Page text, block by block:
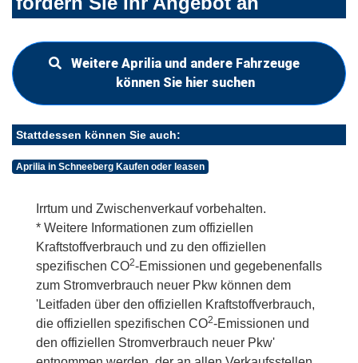
Weitere Aprilia und andere Fahrzeuge
können Sie hier suchen
Stattdessen können Sie auch:
Aprilia in Schneeberg Kaufen oder leasen
Irrtum und Zwischenverkauf vorbehalten.
* Weitere Informationen zum offiziellen
Kraftstoffverbrauch und zu den offiziellen
spezifischen CO2-Emissionen und gegebenenfalls
zum Stromverbrauch neuer Pkw können dem
'Leitfaden über den offiziellen Kraftstoffverbrauch,
die offiziellen spezifischen CO2-Emissionen und
den offiziellen Stromverbrauch neuer Pkw'